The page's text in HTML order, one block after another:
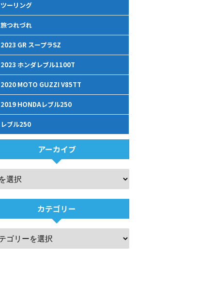
ツーリング
旅つれづれ
2023 GR スープラSZ
2023 ホンダレブル1100T
2020 MOTO GUZZI V85TT
2019 HONDAレブル250
レブル250
アーカイブ
カテゴリー